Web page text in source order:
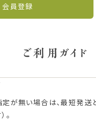
会員登録
ご利用ガイド
が無い場合は、最短発送
。